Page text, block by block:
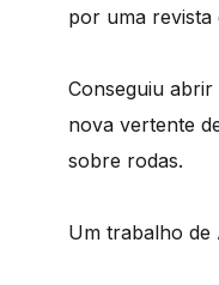
por uma revista
Conseguiu
nova vertente
sobre rodas.
Um trabalho de